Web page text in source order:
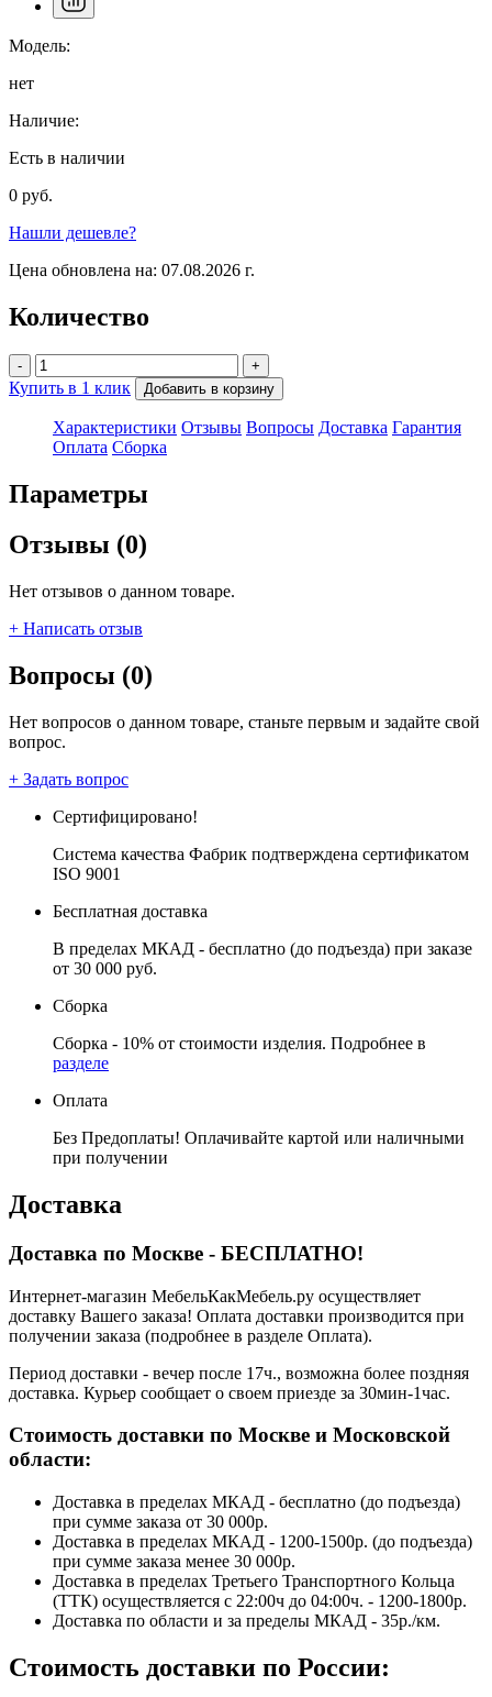
Модель:
нет
Наличие:
Есть в наличии
0 руб.
Нашли дешевле?
Цена обновлена на: 07.08.2026 г.
Количество
- +
Купить в 1 клик Добавить в корзину
Характеристики Отзывы Вопросы Доставка Гарантия
Оплата Сборка
Параметры
Отзывы (0)
Нет отзывов о данном товаре.
+ Написать отзыв
Вопросы (0)
Нет вопросов о данном товаре, станьте первым и задайте свой
вопрос.
+ Задать вопрос
Сертифицировано!
Система качества Фабрик подтверждена сертификатом
ISO 9001
Бесплатная доставка
В пределах МКАД - бесплатно (до подъезда) при заказе
от 30 000 руб.
Сборка
Сборка - 10% от стоимости изделия. Подробнее в
разделе
Оплата
Без Предоплаты! Оплачивайте картой или наличными
при получении
Доставка
Доставка по Москве - БЕСПЛАТНО!
Интернет-магазин МебельКакМебель.ру осуществляет
доставку Вашего заказа! Оплата доставки производится при
получении заказа (подробнее в разделе Оплата).
Период доставки - вечер после 17ч., возможна более поздняя
доставка. Курьер сообщает о своем приезде за 30мин-1час.
Стоимость доставки по Москве и Московской
области:
Доставка в пределах МКАД - бесплатно (до подъезда)
при сумме заказа от 30 000р.
Доставка в пределах МКАД - 1200-1500р. (до подъезда)
при сумме заказа менее 30 000р.
Доставка в пределах Третьего Транспортного Кольца
(ТТК) осуществляется с 22:00ч до 04:00ч. - 1200-1800р.
Доставка по области и за пределы МКАД - 35р./км.
Стоимость доставки по России: